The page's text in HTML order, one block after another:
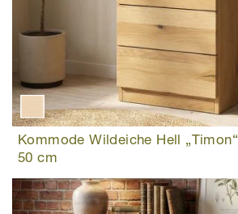
Kommode Wildeiche Hell „Timon“
50 cm